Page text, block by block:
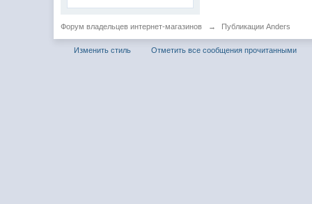
Форум владельцев интернет-магазинов → Публикации Anders
Изменить стиль Отметить все сообщения прочитанными